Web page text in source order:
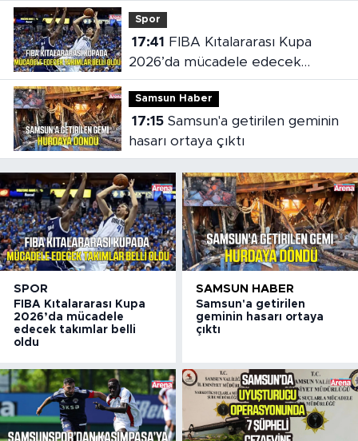
Spor
17:41
2026’da mücadele edecek
takımlar belli oldu
Samsun Haber
17:15Samsun'a getirilen geminin
hasarı ortaya çıktı
SPOR
FIBA Kıtalararası Kupa
2026’da mücadele
edecek takımlar belli
oldu
SAMSUN HABER
Samsun'a getirilen
geminin hasarı ortaya
çıktı